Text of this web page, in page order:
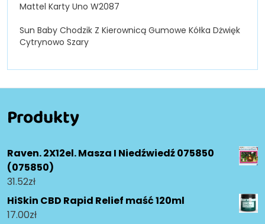
Mattel Karty Uno W2087
Sun Baby Chodzik Z Kierownicą Gumowe Kółka Dżwięk
Cytrynowo Szary
Produkty
Raven. 2X12el. Masza I Niedźwiedź 075850
(075850)
31.52zł
HiSkin CBD Rapid Relief maść 120ml
17.00zł